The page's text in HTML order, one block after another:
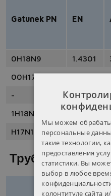
Gatunek PN EN
0H18N9 1.4301
00H17N14M2
1.4404
-
1.4435
1H18N9T
1.4541
H17N13M2T
1.4571
Трубы из
Мы можем
персональные
такие технологии,
предоставления
статистики. Вы
выбор в любое
колонтитуле сайта